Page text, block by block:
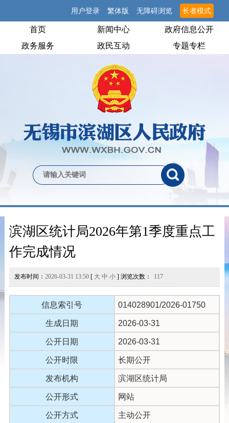
用户登录 繁体版 无障碍浏览 长者模式
首页 新闻中心
政府信息公开
政务服务
政民互动 专题专栏
滨湖区统计局2026年第1季度重点工
作完成情况
发布时间： 2026-03-31 13:50[ 大 中 小] 浏览次数： 117
信息索引号 014028901/2026-01750
生成日期 2026-03-31
公开日期 2026-03-31
公开时限 长期公开
发布机构 滨湖区统计局
公开形式 网站
公开方式 主动公开